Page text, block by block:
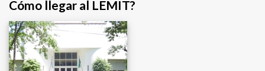
Cómo llegar al LEMIT?